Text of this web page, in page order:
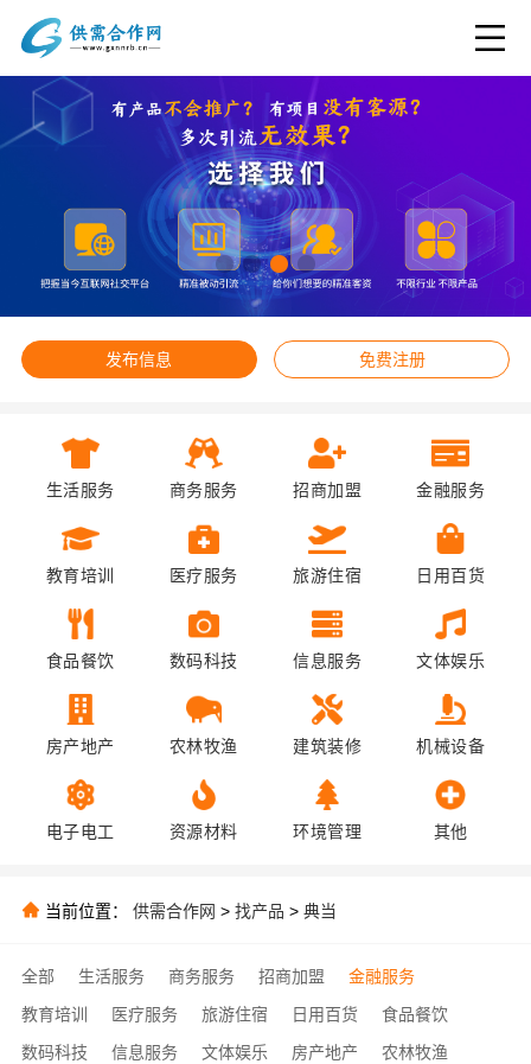
发布信息 免费注册
生活服务 商务服务 招商加盟 金融服务
教育培训 医疗服务 旅游住宿 日用百货
食品餐饮 数码科技 信息服务 文体娱乐
房产地产 农林牧渔 建筑装修 机械设备
电子电工 资源材料 环境管理 其他
当前位置： 供需合作网 > 找产品 > 典当
全部 生活服务 商务服务 招商加盟
金融服务
教育培训
医疗服务 旅游住宿 日用百货
食品餐饮
数码科技
信息服务 文体娱乐 房产地产
农林牧渔